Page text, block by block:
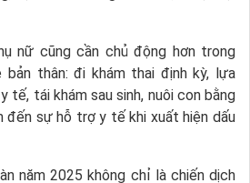
nữ cũng cần chủ động hơn trong
thân: đi khám thai định kỳ, lựa
tế, tái khám sau sinh, nuôi con bằng
đến sự hỗ trợ y tế khi xuất hiện dấu
năm 2025 không chỉ là chiến dịch